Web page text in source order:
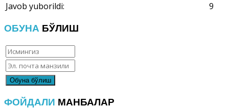
Javob yuborildi:
9
ОБУНА БЎЛИШ
ФОЙДАЛИ МАНБАЛАР